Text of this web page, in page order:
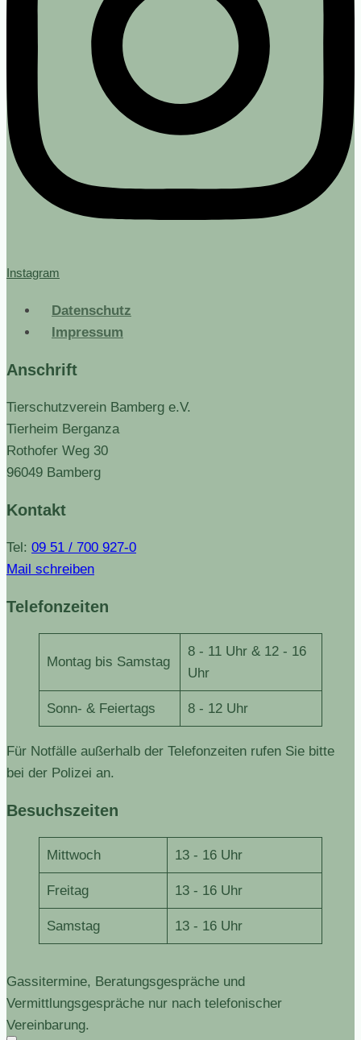
Instagram
Datenschutz
Impressum
Anschrift
Tierschutzverein Bamberg e.V.
Tierheim Berganza
Rothofer Weg 30
96049 Bamberg
Kontakt
Tel: 09 51 / 700 927-0
Mail schreiben
Telefonzeiten
Montag bis Samstag
8 - 11 Uhr & 12 - 16
Uhr
Sonn- & Feiertags 8 - 12 Uhr
Für Notfälle außerhalb der Telefonzeiten rufen Sie bitte
bei der Polizei an.
Besuchszeiten
Mittwoch 13 - 16 Uhr
Freitag 13 - 16 Uhr
Samstag 13 - 16 Uhr
Gassitermine, Beratungsgespräche und
Vermittlungsgespräche nur nach telefonischer
Vereinbarung.